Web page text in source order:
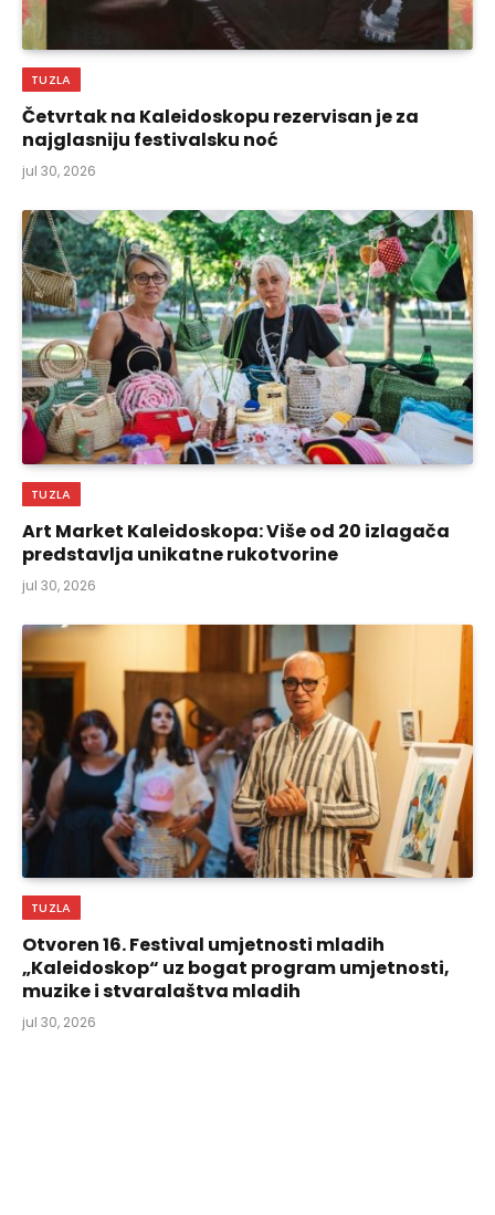
TUZLA
Četvrtak na Kaleidoskopu rezervisan je za
najglasniju festivalsku noć
jul 30, 2026
TUZLA
Art Market Kaleidoskopa: Više od 20 izlagača
predstavlja unikatne rukotvorine
jul 30, 2026
TUZLA
Otvoren 16. Festival umjetnosti mladih
„Kaleidoskop“ uz bogat program umjetnosti,
muzike i stvaralaštva mladih
jul 30, 2026